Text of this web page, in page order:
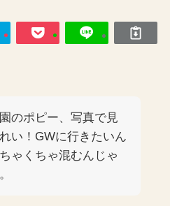
のポピー、写真で見
い！GWに行きたいん
ゃくちゃ混むんじゃ